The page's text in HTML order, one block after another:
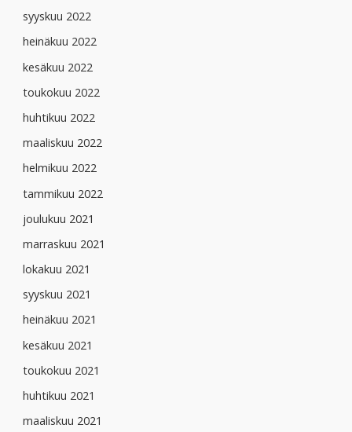
syyskuu 2022
heinäkuu 2022
kesäkuu 2022
toukokuu 2022
huhtikuu 2022
maaliskuu 2022
helmikuu 2022
tammikuu 2022
joulukuu 2021
marraskuu 2021
lokakuu 2021
syyskuu 2021
heinäkuu 2021
kesäkuu 2021
toukokuu 2021
huhtikuu 2021
maaliskuu 2021